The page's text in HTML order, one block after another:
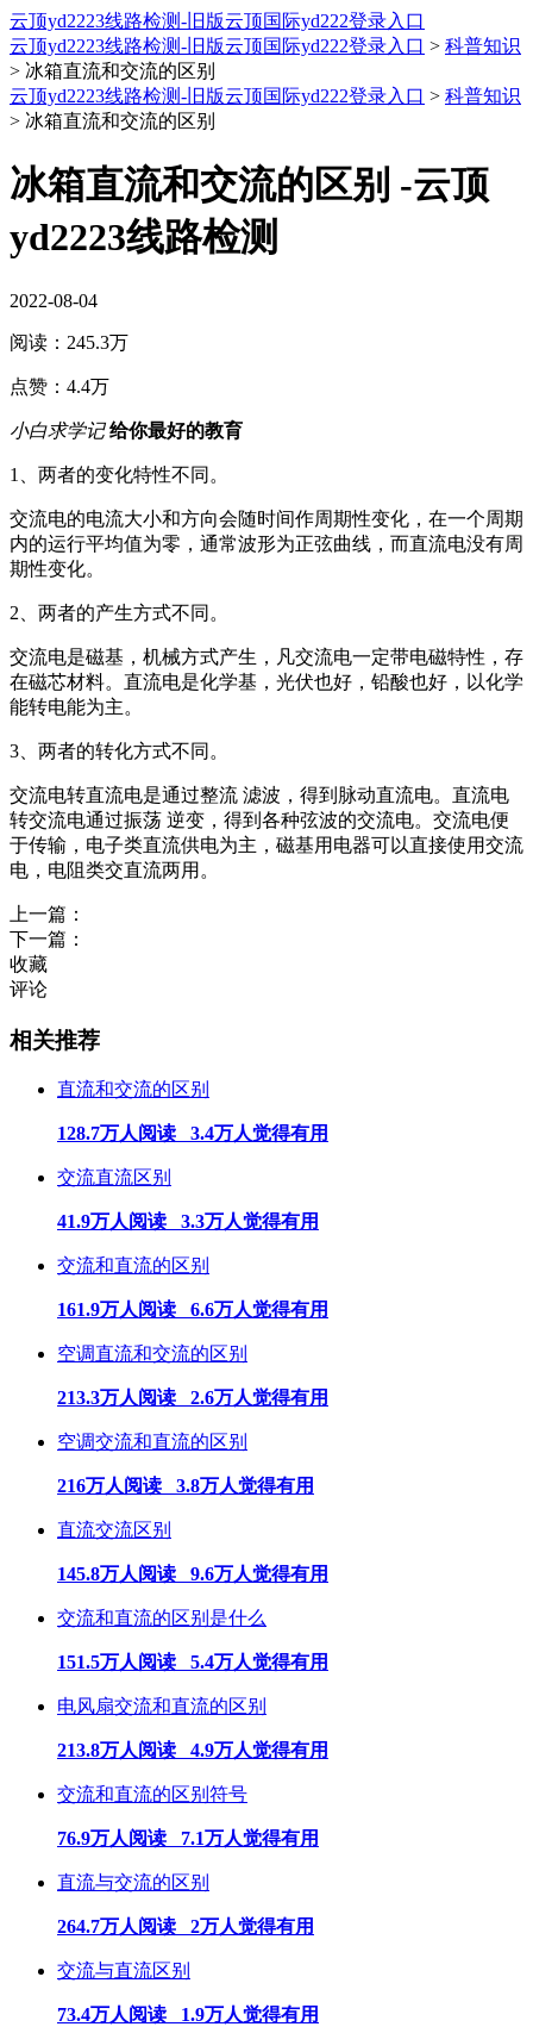
云顶yd2223线路检测-旧版云顶国际yd222登录入口
云顶yd2223线路检测-旧版云顶国际yd222登录入口 > 科普知识
> 冰箱直流和交流的区别
云顶yd2223线路检测-旧版云顶国际yd222登录入口 > 科普知识
> 冰箱直流和交流的区别
冰箱直流和交流的区别 -云顶
yd2223线路检测
2022-08-04
阅读： 245.3万
点赞： 4.4万
小白求学记 给你最好的教育
1、两者的变化特性不同。
交流电的电流大小和方向会随时间作周期性变化，在一个周期
内的运行平均值为零，通常波形为正弦曲线，而直流电没有周
期性变化。
2、两者的产生方式不同。
交流电是磁基，机械方式产生，凡交流电一定带电磁特性，存
在磁芯材料。直流电是化学基，光伏也好，铅酸也好，以化学
能转电能为主。
3、两者的转化方式不同。
交流电转直流电是通过整流 滤波，得到脉动直流电。直流电
转交流电通过振荡 逆变，得到各种弦波的交流电。交流电便
于传输，电子类直流供电为主，磁基用电器可以直接使用交流
电，电阻类交直流两用。
上一篇：
下一篇：
收藏
评论
相关推荐
直流和交流的区别
128.7万人阅读 3.4万人觉得有用
交流直流区别
41.9万人阅读 3.3万人觉得有用
交流和直流的区别
161.9万人阅读 6.6万人觉得有用
空调直流和交流的区别
213.3万人阅读 2.6万人觉得有用
空调交流和直流的区别
216万人阅读 3.8万人觉得有用
直流交流区别
145.8万人阅读 9.6万人觉得有用
交流和直流的区别是什么
151.5万人阅读 5.4万人觉得有用
电风扇交流和直流的区别
213.8万人阅读 4.9万人觉得有用
交流和直流的区别符号
76.9万人阅读 7.1万人觉得有用
直流与交流的区别
264.7万人阅读 2万人觉得有用
交流与直流区别
73.4万人阅读 1.9万人觉得有用